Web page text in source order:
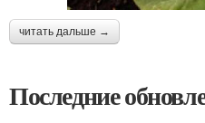
читать дальше →
Последние